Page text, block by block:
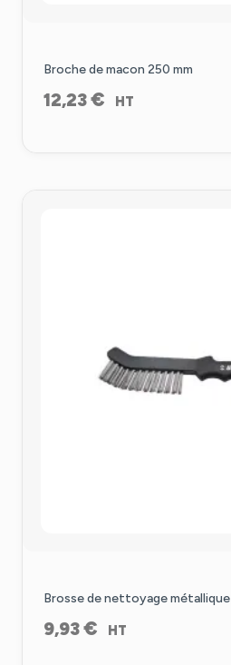
Broche de macon 250 mm
12,23€ HT
Brosse de nettoyage métallique
9,93€ HT